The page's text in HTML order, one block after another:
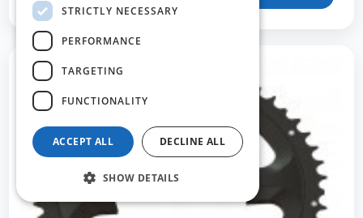
STRICTLY NECESSARY
PERFORMANCE
TARGETING
FUNCTIONALITY
ACCEPT ALL DECLINE ALL
SHOW DETAILS